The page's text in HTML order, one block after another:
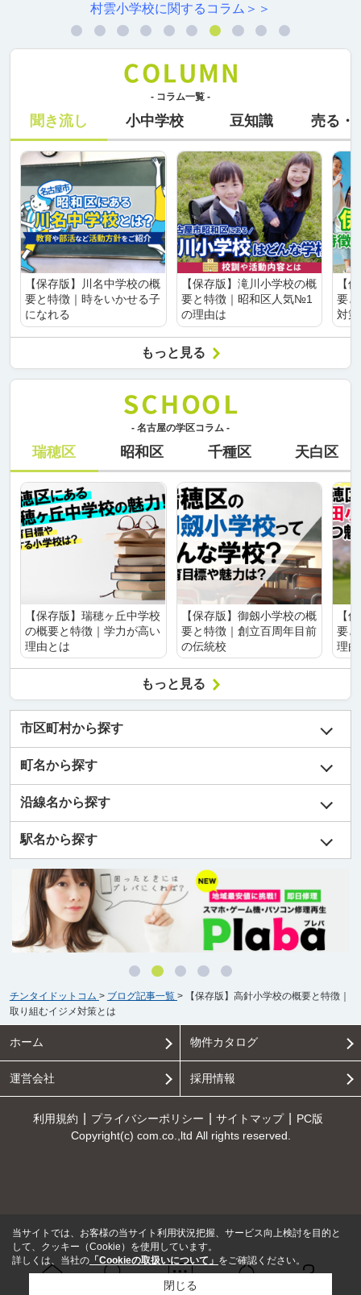
村雲小学校に関するコラム＞＞
- コラム一覧 -
聞き流し 小中学校 豆知識 売る・
【保存版】川名中学校の概
要と特徴｜時をいかせる子
になれる
【保存版】滝川小学校の概
要と特徴｜昭和区人気№1
の理由は
【
要
対
もっと見る
- 名古屋の学区コラム -
瑞穂区 昭和区 千種区 天白区
【保存版】瑞穂ヶ丘中学校
の概要と特徴｜学力が高い
理由とは
【保存版】御劔小学校の概
要と特徴｜創立百周年目前
の伝統校
【
要
理
もっと見る
市区町村から探す
町名から探す
沿線名から探す
駅名から探す
チンタイドットコム > ブログ記事一覧 >
【保存版】高針小学校の概要と特徴｜
取り組むイジメ対策とは
ホーム 物件カタログ
運営会社 採用情報
利用規約 プライバシーポリシー サイトマップ
PC版
Copyright(c) com.co.,ltd All rights reserved.
当サイトでは、お客様の当サイト利用状況把握、サービス向上検討を目的と
して、クッキー（Cookie）を使用しています。
詳しくは、当社の 「Cookieの取扱いについて」 をご確認ください。
閉じる